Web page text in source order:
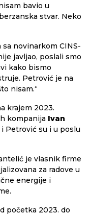
bavio u
stvar. Neko
novinarkom CINS-
javljao, poslali smo
kako bismo
Petrović je na
nisam.“
krajem 2023.
kompanija Ivan
Petrović su i u poslu
je vlasnik firme
za radove u
energije i
početka 2023. do